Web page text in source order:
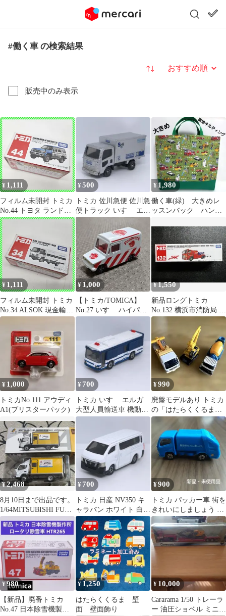
#働く車 の検索結果
販売中のみ表示
並び替え
¥ 1,111
フィルム未開封 トミカ
No.44 トヨタ ランドク
ルーザー JAFロードサ
ービスカー 1/71 廃盤
TOMICA タカラトミー
ミニカー 保管品
¥500
トミカ 佐川急便 佐川急
便トラック いすゞ エル
フ シルバー パネルトラ
¥1,980
働く車(緑) 大きめレ
ッスンバック ハンド
¥ 1,111
フィルム未開封 トミカ
No.34 ALSOK 現金輸送
車 1/68 廃盤 TOMICA
タカラトミー ミニカー
保管品
¥ 1,000
【トミカ/TOMICA】
No.27 いすゞ ハイパッ
クバン フットワーク 配
¥1,550
新品ロングトミカ
No.132 横浜市消防局 特
別高度救助部隊 機動け
¥ 1,000
トミカNo.111 アウディ
A1(ブリスターパック)
¥ 700
トミカ いすゞ エルガ
大型人員輸送車 機動隊
バス 警察車両 ミニカー
¥990
廃盤モデルあり トミカ
の「はたらくくるま」3
台まとめ売りセット
¥2,468
8月10日まで出品です。
1/64MITSUBISHI FUSO
Canter
¥ 700
トミカ 日産 NV350 キ
ャラバン ホワイト 白
ミニカー
¥900
トミカ パッカー車 街を
きれいにしましょう ミ
ニカー
¥980
【新品】廃番トミカ
No.47 日本除雪機製作
¥ 1,250
はたらくくるま 壁
面 壁面飾り
¥ 10,000
Cararama 1/50 トレーラ
ー 油圧ショベル ミニチ